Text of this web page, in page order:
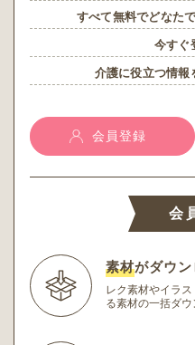
すべて無料でどなた
今すぐ
介護に役立つ情報
会員登録
会
素材がダウ
レク素材やイラス
る素材の一括ダウ